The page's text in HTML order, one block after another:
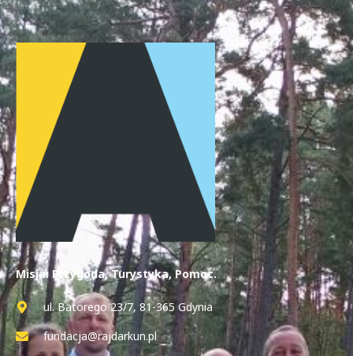
Misja: Przygoda, Turystyka, Pomoc.
ul. Batorego 23/7, 81-365 Gdynia
fundacja@rajdarkun.pl